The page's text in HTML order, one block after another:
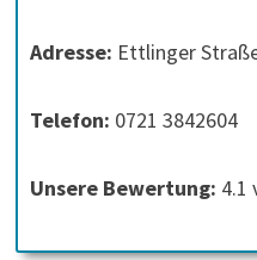
Adresse: Ettlinger
Telefon: 0721 3842604
Unsere Bewertung: 4.1